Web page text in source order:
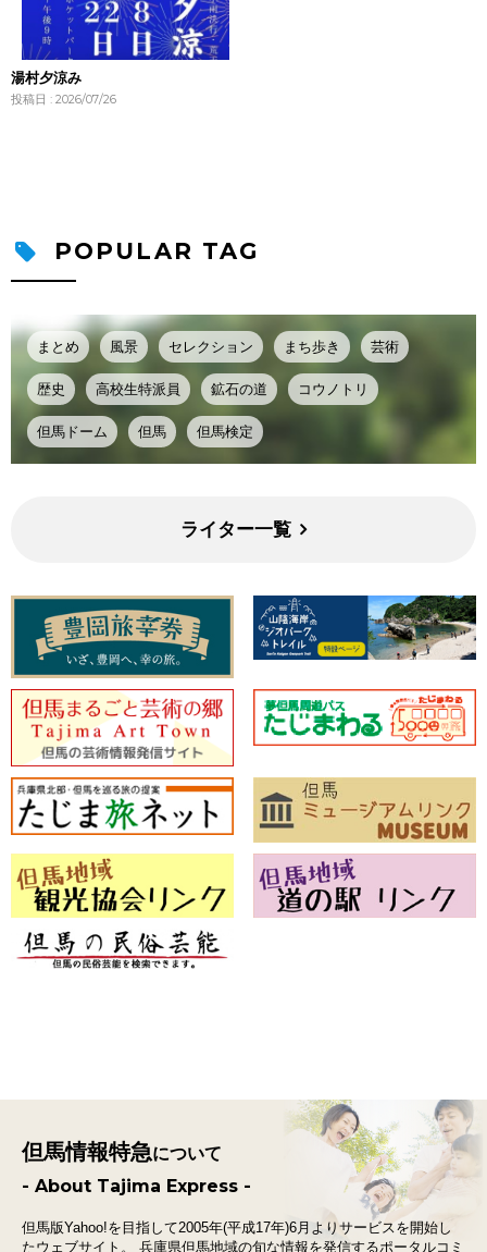
湯村夕涼み
投稿日 : 2026/07/26
POPULAR TAG
まとめ 風景 セレクション まち歩き 芸術
歴史 高校生特派員 鉱石の道 コウノトリ
但馬ドーム 但馬 但馬検定
ライター一覧
但馬情報特急について
- About Tajima Express -
但馬版Yahoo!を目指して2005年(平成17年)6月よりサービスを開始し
たウェブサイト。
兵庫県但馬地域の旬な情報を発信するポータルコミ